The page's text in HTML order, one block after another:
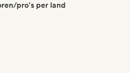
pro's per land